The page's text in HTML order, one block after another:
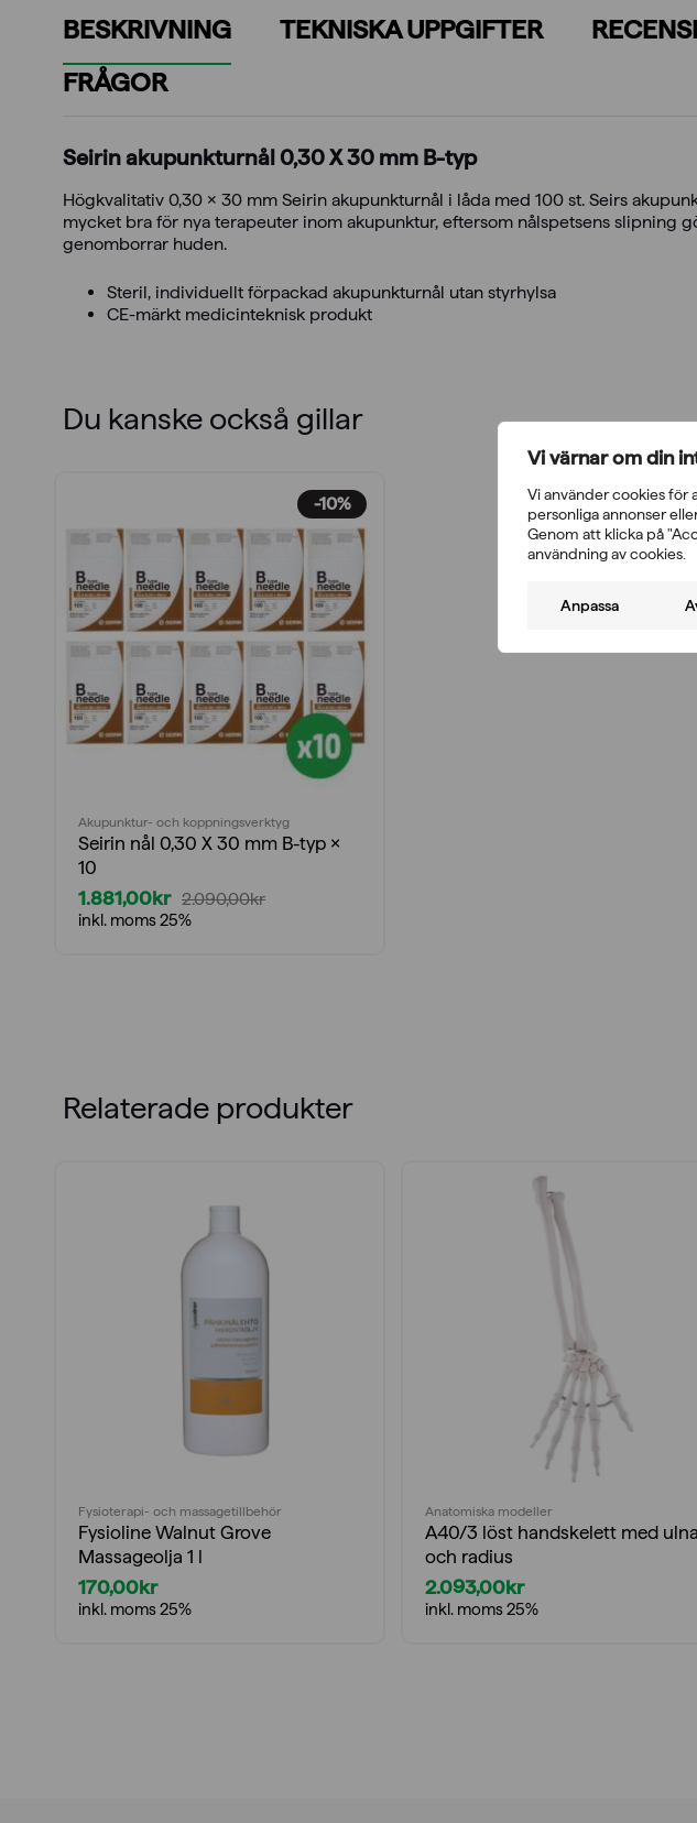
Vi värnar om din
Vi använder cookies för
personliga annonser
Genom att klicka på
användning av cookies.
Anpassa
BESKRIVNING TEKNISKA UPPGIFTER
FRÅGOR
Seirin akupunkturnål 0,30 X 30 mm B-typ
Högkvalitativ 0,30 x 30 mm Seirin akupunkturnål i låda med 100 st. Seirs
mycket bra för nya terapeuter inom akupunktur, eftersom nålspetsens slipning
genomborrar huden.
Steril, individuellt förpackad akupunkturnål utan styrhylsa
CE-märkt medicinteknisk produkt
Du kanske också gillar
-10%
Akupunktur- och koppningsverktyg
Seirin nål 0,30 X 30 mm B-typ ×
10
2.090,00kr
Det
1.881,00kr
Det
inkl. moms 25%
Relaterade produkter
Fysioterapi- och massagetillbehör
Fysioline Walnut Grove
Massageolja 1 l
170,00kr
inkl. moms 25%
Anatomiska modeller
A40/3 löst handskelett med ulna
och radius
2.093,00kr
inkl. moms 25%